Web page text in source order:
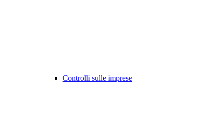
Controlli sulle imprese